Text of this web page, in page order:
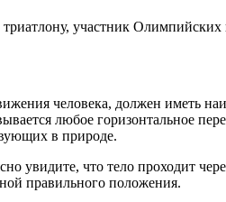
участник Олимпийских
человека, должен иметь
любое горизонтальное
в природе.
увидите, что тело проходит
правильного положения.